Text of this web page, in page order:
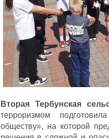
Вторая Тербунская
терроризмом
обществу», на которой